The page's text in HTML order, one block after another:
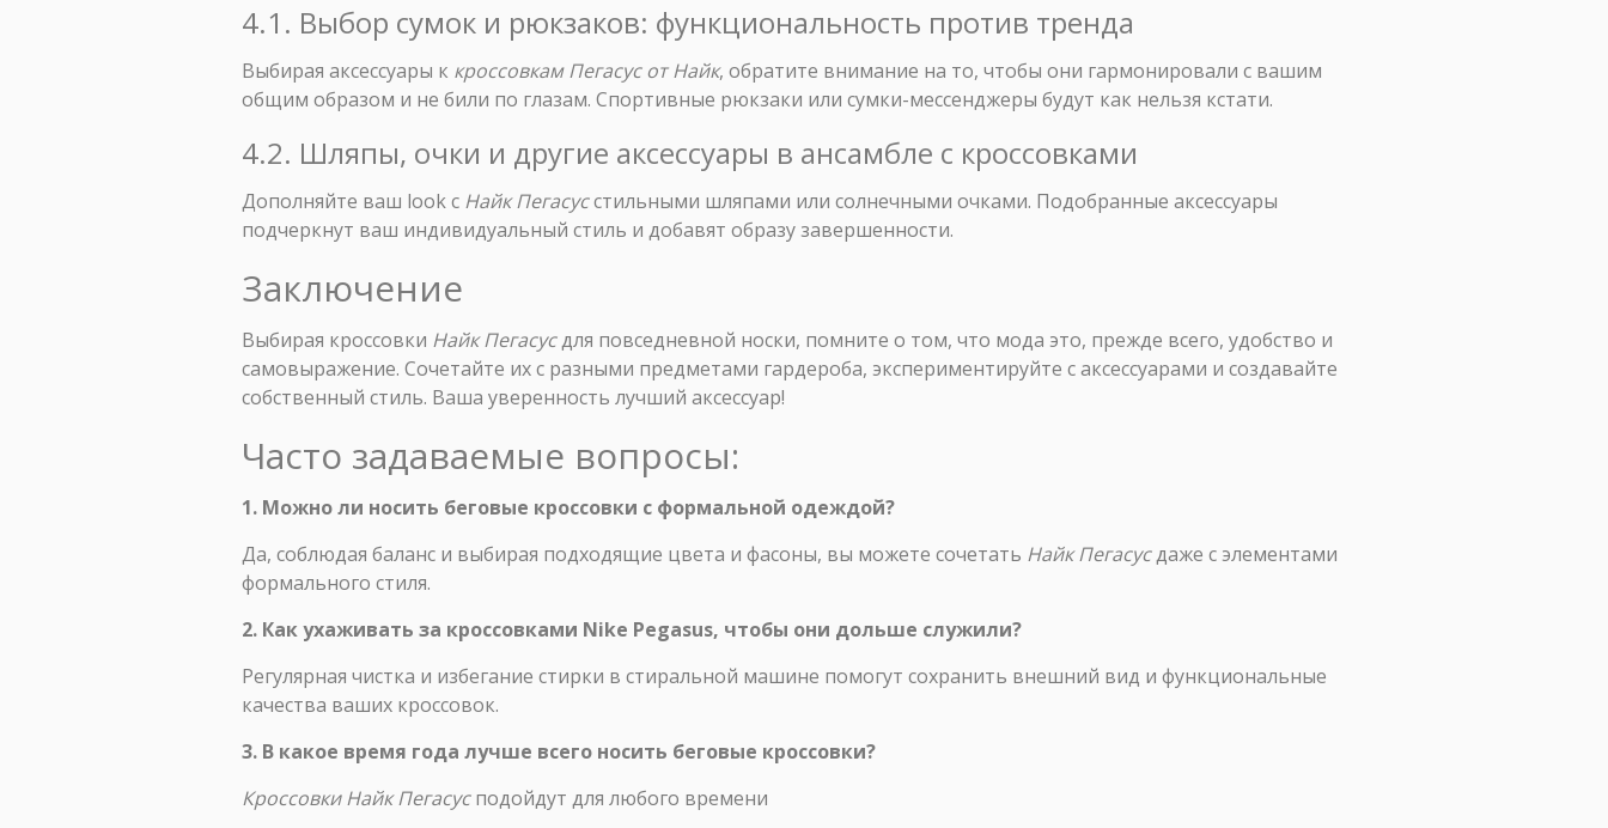
4.1. Выбор сумок и рюкзаков: функциональность против тренда
Выбирая аксессуары к кроссовкам Пегасус от Найк, обратите внимание на то, чтобы они гармонировали с вашим
общим образом и не били по глазам. Спортивные рюкзаки или сумки-мессенджеры будут как нельзя кстати.
4.2. Шляпы, очки и другие аксессуары в ансамбле с кроссовками
Дополняйте ваш look с Найк Пегасусстильными шляпами или солнечными очками. Подобранные аксессуары
подчеркнут ваш индивидуальный стиль и добавят образу завершенности.
Заключение
Выбирая кроссовки Найк Пегасусдля повседневной носки, помните о том, что мода это, прежде всего, удобство и
самовыражение. Сочетайте их с разными предметами гардероба, экспериментируйте с аксессуарами и создавайте
собственный стиль. Ваша уверенность лучший аксессуар!
Часто задаваемые вопросы:
1. Можно ли носить беговые кроссовки с формальной одеждой?
Да, соблюдая баланс и выбирая подходящие цвета и фасоны, вы можете сочетать Найк Пегасусдаже с элементами
формального стиля.
2. Как ухаживать за кроссовками Nike Pegasus, чтобы они дольше служили?
Регулярная чистка и избегание стирки в стиральной машине помогут сохранить внешний вид и функциональные
качества ваших кроссовок.
3. В какое время года лучше всего носить беговые кроссовки?
Кроссовки Найк Пегасусподойдут для любого времени